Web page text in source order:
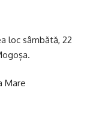
loc sâmbătă, 22
Mare